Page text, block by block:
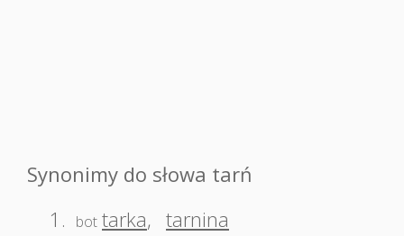
Synonimy do słowa tarń
1.
bot tarka, tarnina